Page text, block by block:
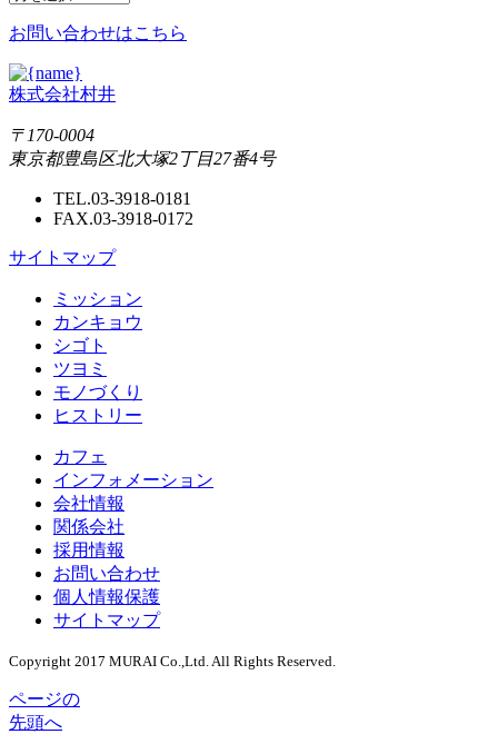
お問い合わせはこちら
株式会社村井
〒170-0004
東京都豊島区北大塚2丁目27番4号
TEL.03-3918-0181
FAX.03-3918-0172
サイトマップ
ミッション
カンキョウ
シゴト
ツヨミ
モノづくり
ヒストリー
カフェ
インフォメーション
会社情報
関係会社
採用情報
お問い合わせ
個人情報保護
サイトマップ
Copyright 2017 MURAI Co.,Ltd. All Rights Reserved.
ページの
先頭へ